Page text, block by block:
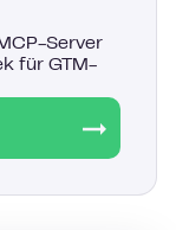
Server
für GTM-